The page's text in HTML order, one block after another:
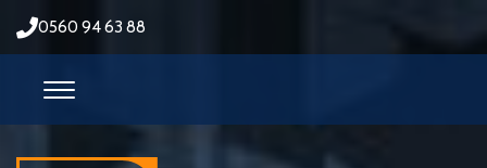
0560 94 63 88